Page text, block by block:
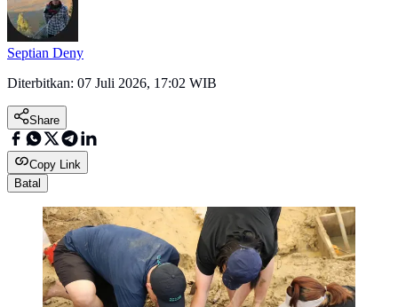
Septian Deny
Diterbitkan: 07 Juli 2026, 17:02 WIB
Share
Copy Link
Batal